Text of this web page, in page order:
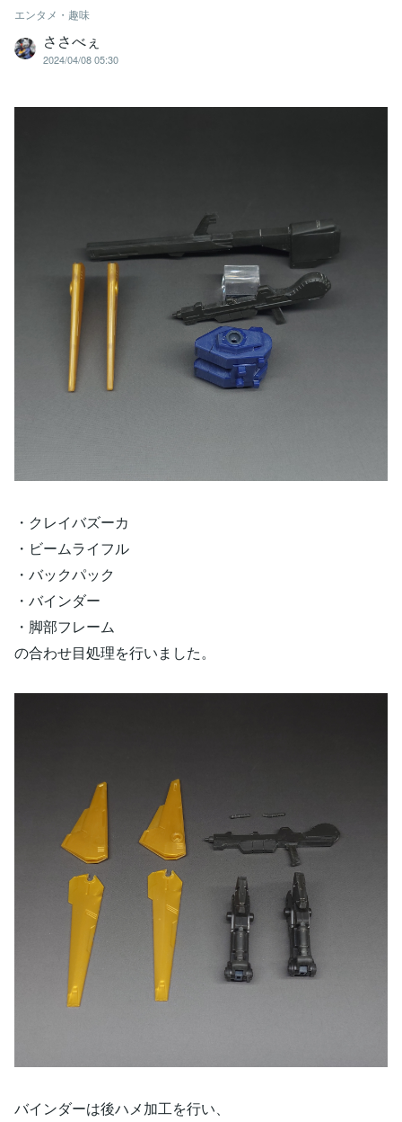
エンタメ・趣味
ささべぇ
2024/04/08 05:30
・クレイバズーカ
・ビームライフル
・バックパック
・バインダー
・脚部フレーム
の合わせ目処理を行いました。
バインダーは後ハメ加工を行い、